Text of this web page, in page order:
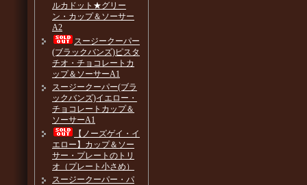
ルカドット★グリー
ン・カップ＆ソーサー
A2
スージークーパー
(ブラックバンズ)ピスタ
チオ・チョコレートカ
ップ＆ソーサーA1
スージークーパー(ブラ
ックバンズ)イエロー・
チョコレートカップ＆
ソーサーA1
【ノーズゲイ・イ
エロー】カップ＆ソー
サー・プレートのトリ
オ（プレート小さめ）
スージークーパー・パ